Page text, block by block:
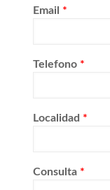
Email *
Telefono *
Localidad *
Consulta *